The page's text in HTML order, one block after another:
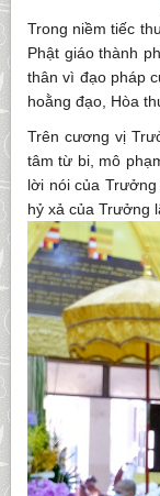
HT.Thích
Trong niềm tiếc
Phật giáo thành
thân vì đạo pháp
hoằng đạo, Hòa
Trên cương vị
tâm từ bi, mô
lời nói của
hỷ xả của Trưởng